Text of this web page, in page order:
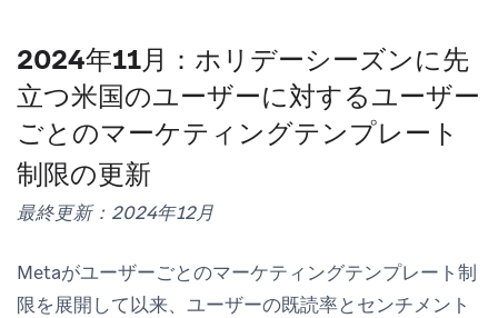
2024年11月：ホリデーシーズンに先
立つ米国のユーザーに対するユーザー
ごとのマーケティングテンプレート
制限の更新
最終更新：2024年12月
Metaがユーザーごとのマーケティングテンプレート制
限を展開して以来、ユーザーの既読率とセンチメント